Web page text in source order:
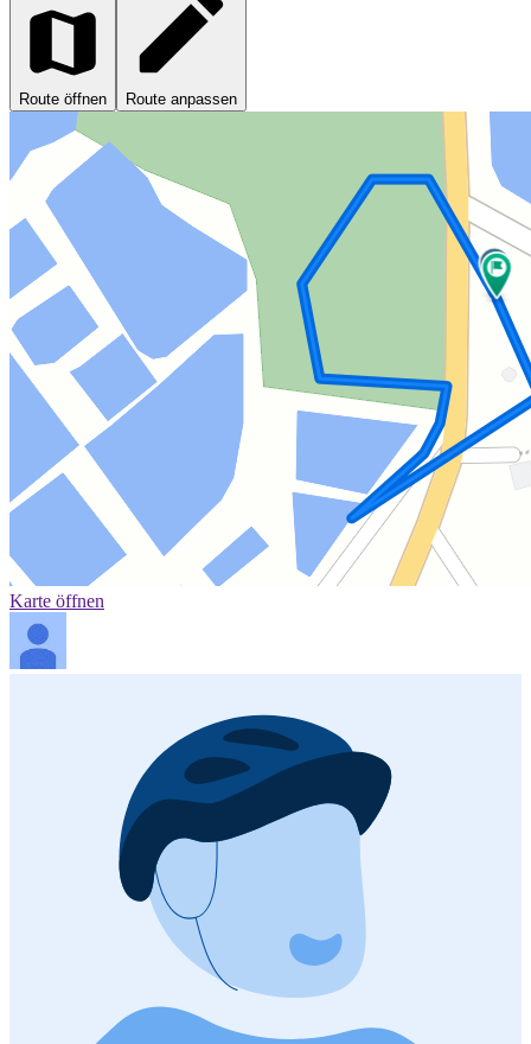
Route öffnen Route anpassen
Karte öffnen